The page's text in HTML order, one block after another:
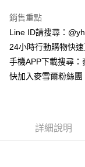
台灣樂天信用卡公司
貨到付款
運送方式
全家取貨付款
每筆NT$100，滿
銷售重點
Line ID請搜尋：
24小時行動購物快
手機APP下載搜尋：
快加入麥雪爾粉絲
詳細說明